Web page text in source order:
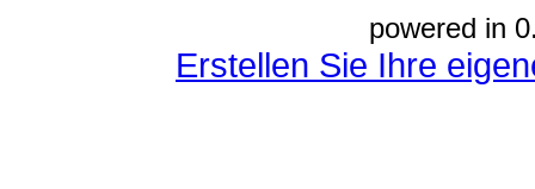
powered in
Erstellen Sie Ihre